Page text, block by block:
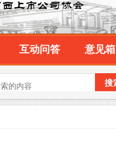
互动问答 意见箱